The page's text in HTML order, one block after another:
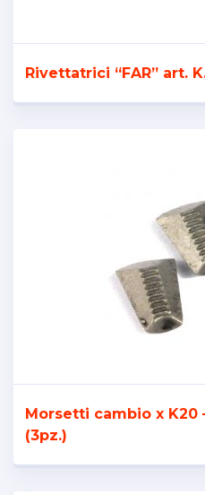
Rivettatrici “FAR” art.
Morsetti cambio x K20
(3pz.)